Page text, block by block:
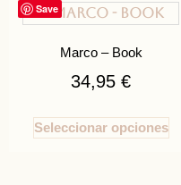
Save
Marco – Book
34,95€
Seleccionar opciones